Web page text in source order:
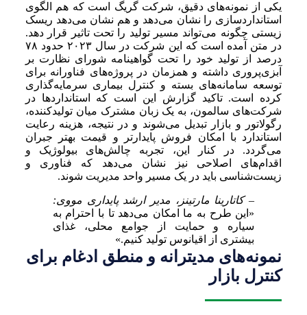
یکی از نمونه‌های دقیق، شرکت گریگ است که هم الگوی
استانداردسازی را نشان می‌دهد و هم نشان می‌دهد ریسک
زیستی چگونه می‌تواند مسیر تولید را تحت تاثیر قرار دهد.
در متن آمده است که این شرکت در سال ۲۰۲۳ حدود ۷۸
درصد از تولید خود را تحت گواهینامه شورای نظارت بر
آبزی‌پروری داشته و همزمان در پروژه‌های فناورانه برای
توسعه سامانه‌های بسته و کنترل بیماری سرمایه‌گذاری
کرده است. تاکید گزارش این است که استانداردها در
شرکت‌های سالمون، به یک زبان مشترک میان تولیدکننده،
رگولاتور و بازار تبدیل می‌شوند و در نتیجه، هزینه رعایت
استاندارد با امکان فروش پایدارتر و قیمت بهتر جبران
می‌گردد. در کنار این، تجربه چالش‌های بیولوژیک و
اقدام‌های اصلاحی نیز نشان می‌دهد که فناوری و
زیست‌شناسی باید در یک مسیر واحد مدیریت شوند.
– کاتارینا مارتینز، مدیر ارشد پایداری مووی:
«این طرح به ما امکان می‌دهد تا با احترام به
سیاره و حمایت از جوامع محلی، غذای
بیشتری از اقیانوس تولید کنیم.»
نمونه‌های مدیترانه و منطق ادغام برای
کنترل بازار